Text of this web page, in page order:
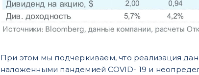
При этом мы подчеркиваем, что реализация
наложенными пандемией COVID- 19 и